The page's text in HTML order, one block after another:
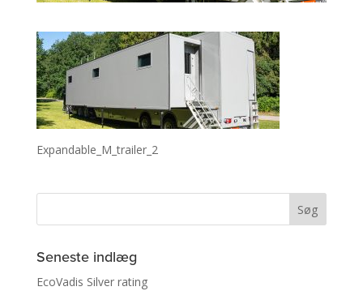
Expandable_M_trailer_2
Seneste indlæg
EcoVadis Silver rating